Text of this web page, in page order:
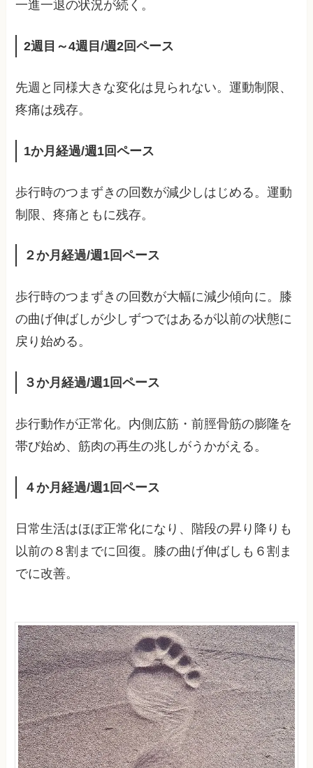
一進一退の状況が続く。
2週目～4週目/週2回ペース
先週と同様大きな変化は見られない。運動制限、
疼痛は残存。
1か月経過/週1回ペース
歩行時のつまずきの回数が減少しはじめる。運動
制限、疼痛ともに残存。
２か月経過/週1回ペース
歩行時のつまずきの回数が大幅に減少傾向に。膝
の曲げ伸ばしが少しずつではあるが以前の状態に
戻り始める。
３か月経過/週1回ペース
歩行動作が正常化。内側広筋・前脛骨筋の膨隆を
帯び始め、筋肉の再生の兆しがうかがえる。
４か月経過/週1回ペース
日常生活はほぼ正常化になり、階段の昇り降りも
以前の８割までに回復。膝の曲げ伸ばしも６割ま
でに改善。